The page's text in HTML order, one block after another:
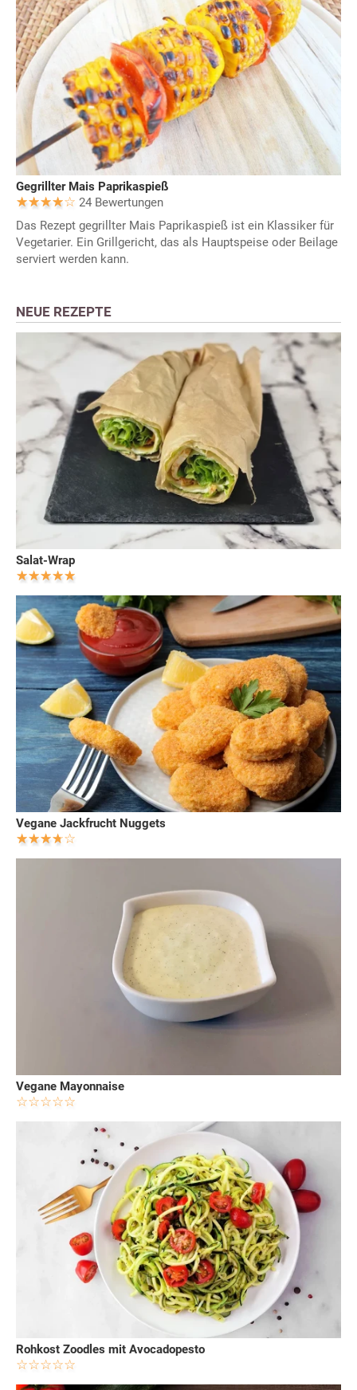
Gegrillter Mais Paprikaspieß
24 Bewertungen
Das Rezept gegrillter Mais Paprikaspieß ist ein Klassiker für
Vegetarier. Ein Grillgericht, das als Hauptspeise oder Beilage
serviert werden kann.
NEUE REZEPTE
Salat-Wrap
Vegane Jackfrucht Nuggets
Vegane Mayonnaise
Rohkost Zoodles mit Avocadopesto